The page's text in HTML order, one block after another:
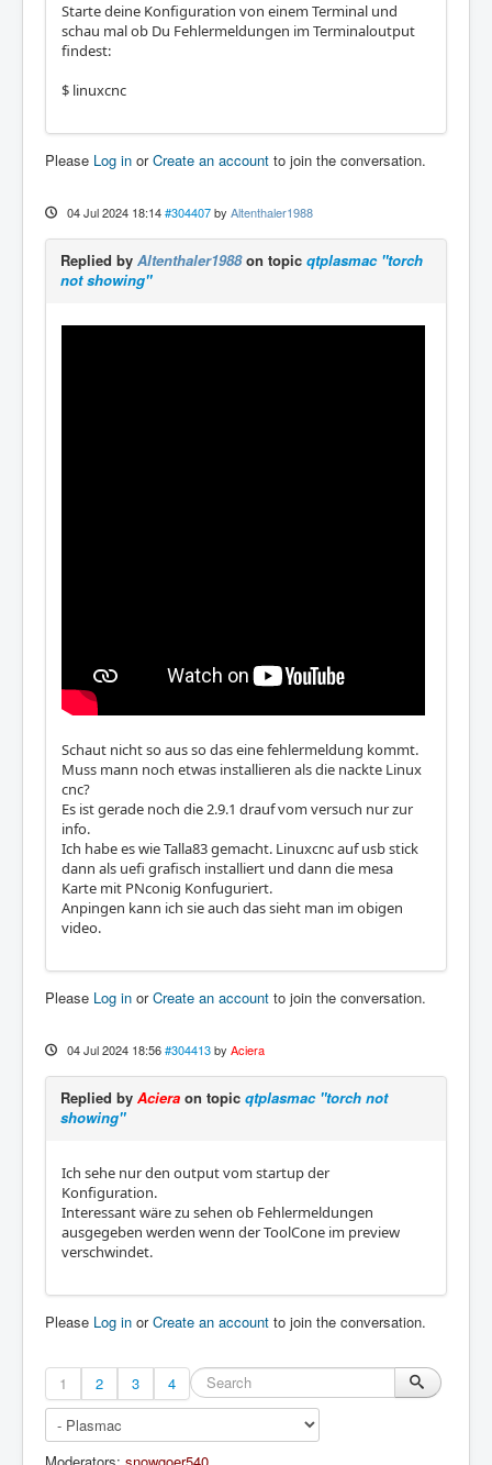
Starte deine Konfiguration von einem Terminal und
schau mal ob Du Fehlermeldungen im Terminaloutput
findest:
$ linuxcnc
Please Log in orCreate an account to join the conversation.
04 Jul 2024 18:14 #304407 by Altenthaler1988
Replied by Altenthaler1988on topic qtplasmac "torch
not showing"
Schaut nicht so aus so das eine fehlermeldung kommt.
Muss mann noch etwas installieren als die nackte Linux
cnc?
Es ist gerade noch die 2.9.1 drauf vom versuch nur zur
info.
Ich habe es wie Talla83 gemacht. Linuxcnc auf usb stick
dann als uefi grafisch installiert und dann die mesa
Karte mit PNconig Konfuguriert.
Anpingen kann ich sie auch das sieht man im obigen
video.
Please Log in orCreate an account to join the conversation.
04 Jul 2024 18:56 #304413 by Aciera
Replied by Aciera on topic qtplasmac "torch not
showing"
Ich sehe nur den output vom startup der
Konfiguration.
Interessant wäre zu sehen ob Fehlermeldungen
ausgegeben werden wenn der ToolCone im preview
verschwindet.
Please Log in orCreate an account to join the conversation.
1 2 3 4